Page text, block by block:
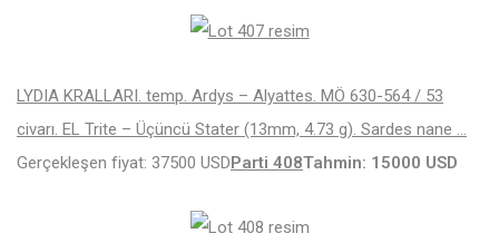
LYDIA KRALLARI. temp. Ardys – Alyattes. MÖ 630-564 / 53
civarı. EL Trite – Üçüncü Stater (13mm, 4.73 g). Sardes nane …
Gerçekleşen fiyat: 37500 USDParti 408Tahmin: 15000 USD